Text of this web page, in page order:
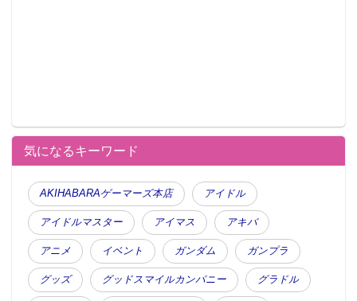
気になるキーワード
AKIHABARAゲーマーズ本店 アイドル
アイドルマスター アイマス アキバ
アニメ イベント ガンダム ガンプラ
グッズ グッドスマイルカンパニー グラドル